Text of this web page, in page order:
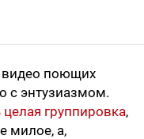
видео поющих
с энтузиазмом.
группировка,
милое, а,